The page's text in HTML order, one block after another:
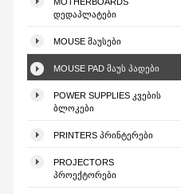
ᲓᲔᲓᲐᲞᲚᲐᲢᲔᲑᲘ
MOUSE ᲛᲐᲣᲡᲔᲑᲘ
MOUSE PAD ᲛᲐᲣᲡ ᲞᲐᲓᲔᲑᲘ
POWER SUPPLIES ᲙᲕᲔᲑᲘᲡ
ᲑᲚᲝᲙᲔᲑᲘ
PRINTERS ᲞᲠᲘᲜᲢᲔᲠᲔᲑᲘ
PROJECTORS
ᲞᲠᲝᲔᲥᲢᲝᲠᲔᲑᲘ